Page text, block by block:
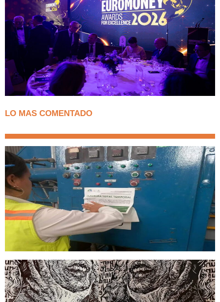
LO MAS COMENTADO